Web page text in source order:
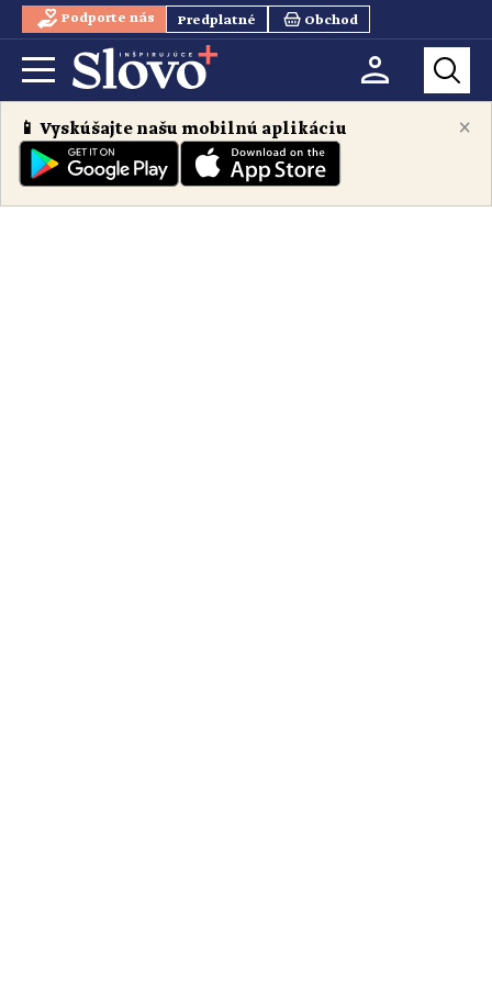
Podporte nás Predplatné Obchod
×
📱 Vyskúšajte našu mobilnú aplikáciu